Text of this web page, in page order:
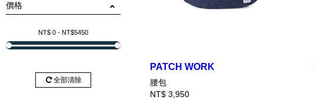
價格
NT$ 0 - NT$5450
全部清除
PATCH WORK
腰包
NT$ 3,950